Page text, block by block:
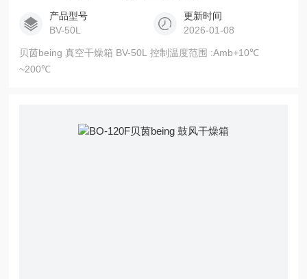
产品型号
BV-50L
更新时间
2026-01-08
贝茵being 真空干燥箱 BV-50L 控制温度范围 :Amb+10℃
~200℃